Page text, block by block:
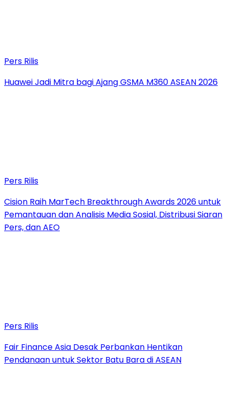
Pers Rilis
Huawei Jadi Mitra bagi Ajang GSMA M360 ASEAN 2026
Pers Rilis
Cision Raih MarTech Breakthrough Awards 2026 untuk
Pemantauan dan Analisis Media Sosial, Distribusi Siaran
Pers, dan AEO
Pers Rilis
Fair Finance Asia Desak Perbankan Hentikan
Pendanaan untuk Sektor Batu Bara di ASEAN